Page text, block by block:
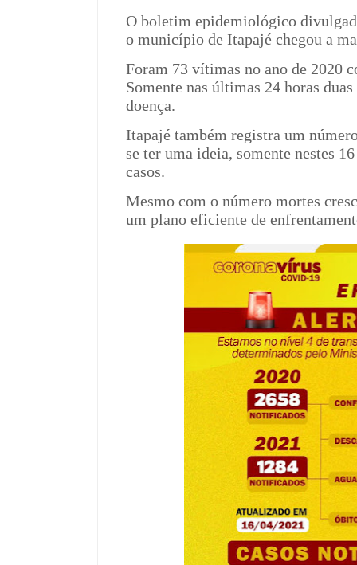
O boletim epidemiológico
o município de Itapajé chegou a
Foram 73 vítimas no ano de 2020
Somente nas últimas 24 horas
doença.
Itapajé também registra um
se ter uma ideia, somente nestes
casos.
Mesmo com o número mortes
um plano eficiente de